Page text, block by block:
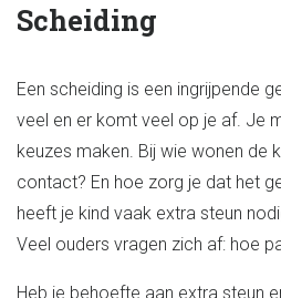
Scheiding
Een scheiding is een ingrijpende
veel en er komt veel op je af. Je
keuzes maken. Bij wie wonen de
contact? En hoe zorg je dat het
heeft je kind vaak extra steun
Veel ouders vragen zich af: hoe
Heb je behoefte aan extra steun